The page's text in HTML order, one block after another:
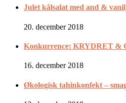
Julet kålsalat med and &
20. december 2018
Konkurrence: KRYDRET &
16. december 2018
Økologisk tahinkonfekt –